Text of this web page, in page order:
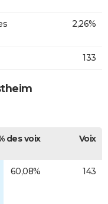
2,26%
133
des voix Voix
60,08% 143